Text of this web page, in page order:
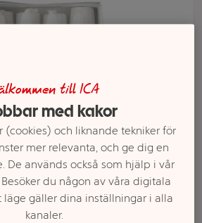
till ICA
med kakor
(cookies) och liknande tekniker för
mer relevanta, och ge dig en
De används också som hjälp i vår
du någon av våra digitala
läge gäller dina inställningar i alla
kanaler.